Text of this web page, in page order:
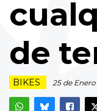
de
BIKES 25 de Enero